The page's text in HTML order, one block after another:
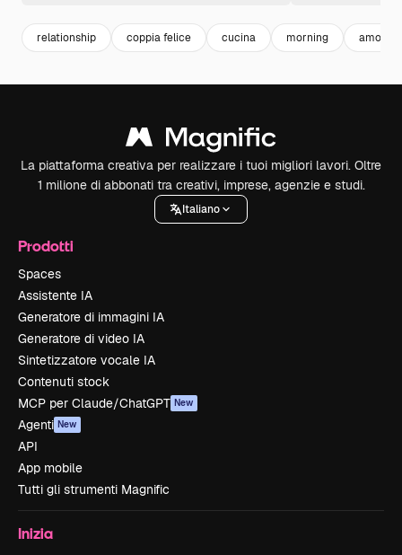
relationship coppia felice cucina morning amore
La piattaforma creativa per realizzare i tuoi migliori lavori. Oltre
1 milione di abbonati tra creativi, imprese, agenzie e studi.
Italiano
Prodotti
Spaces
Assistente IA
Generatore di immagini IA
Generatore di video IA
Sintetizzatore vocale IA
Contenuti stock
MCP per Claude/ChatGPT New
Agenti New
API
App mobile
Tutti gli strumenti Magnific
Inizia